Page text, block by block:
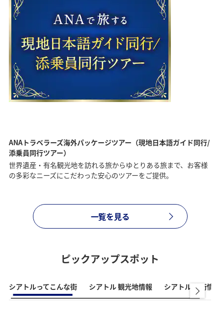
ANAトラベラーズ海外パッケージツアー（現地日本語ガイド同行/
添乗員同行ツアー）
世界遺産・有名観光地を訪れる旅からゆとりある旅まで、お客様
の多彩なニーズにこだわった安心のツアーをご提供。
一覧を見る
ピックアップスポット
シアトルってこんな街 シアトル 観光地情報 シアトル 芸術情報